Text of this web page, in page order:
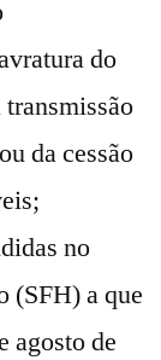
do
da cessão
no
(SFH) a que
agosto de